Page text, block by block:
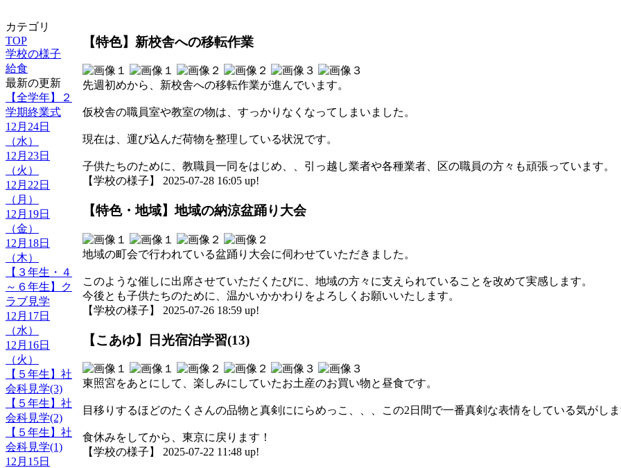
カテゴリ
TOP
学校の様子
給食
最新の更新
【全学年】２
学期終業式
12月24日
（水）
12月23日
（火）
12月22日
（月）
12月19日
（金）
12月18日
（木）
【３年生・４
～６年生】ク
ラブ見学
12月17日
（水）
12月16日
（火）
【５年生】社
会科見学(3)
【５年生】社
会科見学(2)
【５年生】社
会科見学(1)
12月15日
【特色】新校舎への移転作業
先週初めから、新校舎への移転作業が進んでいます。
仮校舎の職員室や教室の物は、すっかりなくなってしまいました。
現在は、運び込んだ荷物を整理している状況です。
子供たちのために、教職員一同をはじめ、、引っ越し業者や各種業者、区の職員の方々も頑張っています。
【学校の様子】 2025-07-28 16:05 up!
【特色・地域】地域の納涼盆踊り大会
地域の町会で行われている盆踊り大会に伺わせていただきました。
このような催しに出席させていただくたびに、地域の方々に支えられていることを改めて実感します。
今後とも子供たちのために、温かいかかわりをよろしくお願いいたします。
【学校の様子】 2025-07-26 18:59 up!
【こあゆ】日光宿泊学習(13)
東照宮をあとにして、楽しみにしていたお土産のお買い物と昼食です。
目移りするほどのたくさんの品物と真剣ににらめっこ、、、この2日間で一番真剣な表情をしている気がしま
食休みをしてから、東京に戻ります！
【学校の様子】 2025-07-22 11:48 up!